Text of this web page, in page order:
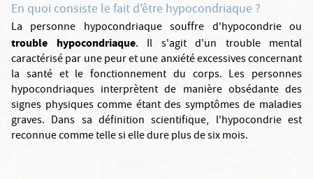
En quoi consiste le fait d'être hypocondriaque ?
La personne hypocondriaque souffre d'hypocondrie ou
trouble hypocondriaque. Il s'agit d'un trouble mental
caractérisé par une peur et une anxiété excessives concernant
la santé et le fonctionnement du corps. Les personnes
hypocondriaques interprètent de manière obsédante des
signes physiques comme étant des symptômes de maladies
graves. Dans sa définition scientifique, l'hypocondrie est
reconnue comme telle si elle dure plus de six mois.